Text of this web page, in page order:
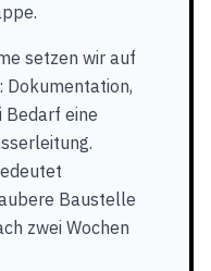
setzen wir auf
Dokumentation,
Bedarf eine
Baustelle
zwei Wochen